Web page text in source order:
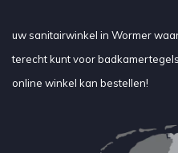
uw sanitairwinkel in Wormer
terecht kunt voor
online winkel kan bestellen!